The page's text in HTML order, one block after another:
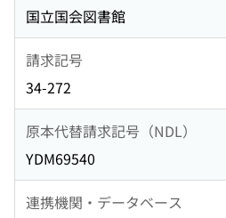
国立国会図書館
請求記号
34-272
原本代替請求記号（NDL）
YDM69540
連携機関・データベース